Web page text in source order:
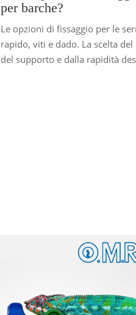
per barche?
Le opzioni di fissaggio per le
rapido, viti e dado. La scelta
del supporto e dalla rapidità